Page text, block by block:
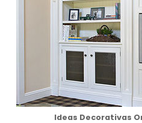
Ideas Decorativas